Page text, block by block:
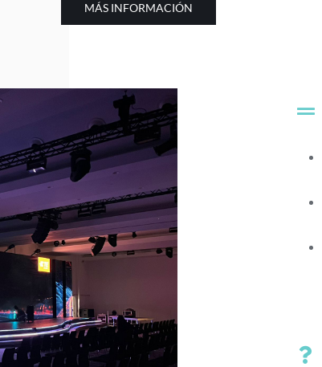
MÁS INFORMACIÓN